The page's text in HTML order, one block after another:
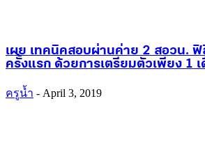
เผย เทคนิคสอบผ่านค่าย 2 สอวน. ฟิ
ครั้งแรก ด้วยการเตรียมตัวเพียง 1
ครูน้ำ - April 3, 2019